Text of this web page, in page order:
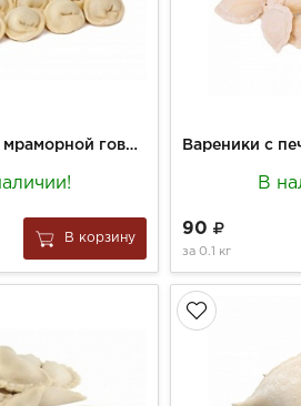
Пельмени из мраморной говядины п/ф с/м вес.
В корзину
В
90
за0.1 кг